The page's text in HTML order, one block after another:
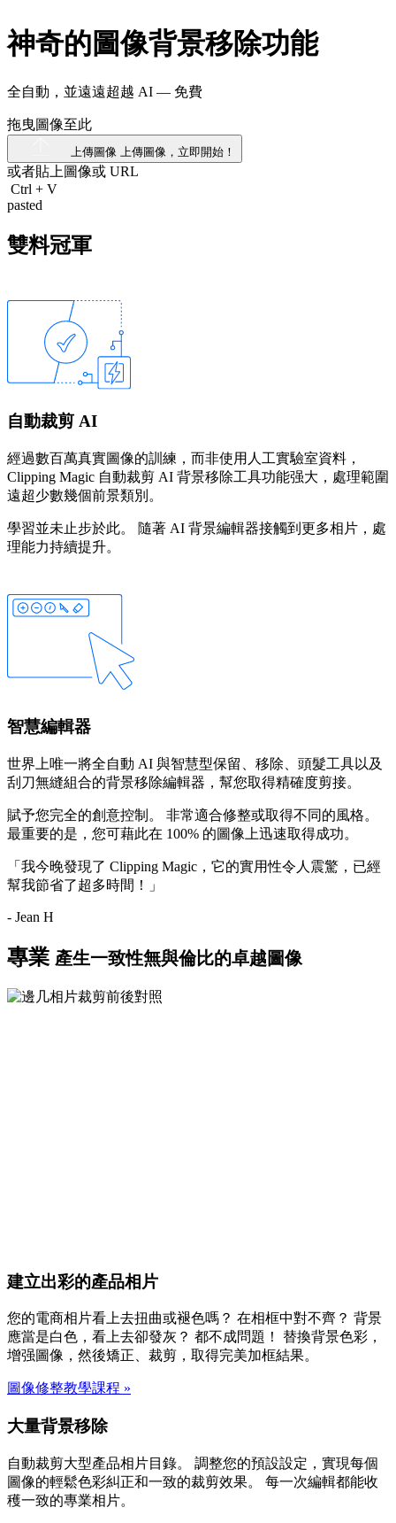
神奇的圖像背景移除功能
全自動，並遠遠超越 AI — 免費
拖曳圖像至此
上傳圖像 上傳圖像，立即開始！
或者貼上圖像或 URL
Ctrl + V
pasted
雙料冠軍
自動裁剪 AI
經過數百萬真實圖像的訓練，而非使用人工實驗室資料，
Clipping Magic 自動裁剪 AI 背景移除工具功能强大，處理範圍
遠超少數幾個前景類別。
學習並未止步於此。 隨著 AI 背景編輯器接觸到更多相片，處
理能力持續提升。
智慧編輯器
世界上唯一將全自動 AI 與智慧型保留 移除 頭髮工具以及
刮刀無縫組合的背景移除編輯器，幫您取得精確度剪接。
賦予您完全的創意控制。 非常適合修整或取得不同的風格。
最重要的是，您可藉此在 100% 的圖像上迅速取得成功。
「我今晚發現了 Clipping Magic，它的實用性令人震驚，已經
幫我節省了超多時間！」
- Jean H
專業 產生一致性無與倫比的卓越圖像
建立出彩的產品相片
您的電商相片看上去扭曲或褪色嗎？ 在相框中對不齊？ 背景
應當是白色，看上去卻發灰？ 都不成問題！ 替換背景色彩，
增强圖像，然後矯正、裁剪，取得完美加框結果。
圖像修整教學課程 »
大量背景移除
自動裁剪大型產品相片目錄。 調整您的預設設定，實現每個
圖像的輕鬆色彩糾正和一致的裁剪效果。 每一次編輯都能收
穫一致的專業相片。